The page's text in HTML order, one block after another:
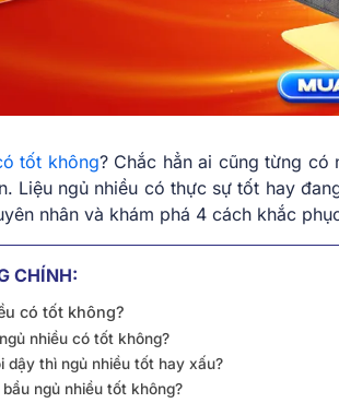
tốt không? Chắc hẳn ai cũng từng có
Liệu ngủ nhiều có thực sự tốt hay
nhân và khám phá 4 cách khắc
CHÍNH:
có tốt không?
ngủ nhiều có tốt không?
dậy thì ngủ nhiều tốt hay xấu?
ngủ nhiều tốt không?